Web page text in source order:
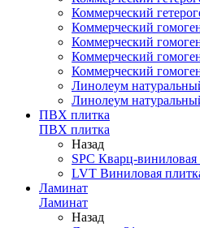
Коммерческий
Коммерческий
Коммерческий
Коммерческий
Коммерческий
Линолеум
Линолеум
ПВХ плитка
ПВХ плитка
Назад
SPC Кварц-виниловая
LVT Виниловая
Ламинат
Ламинат
Назад